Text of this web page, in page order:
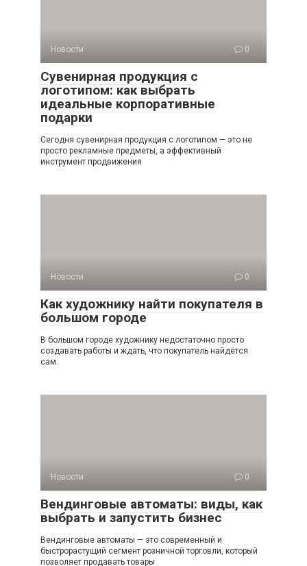
Новости 0
Сувенирная продукция с
логотипом: как выбрать
идеальные корпоративные
подарки
Сегодня сувенирная продукция с логотипом — это не
просто рекламные предметы, а эффективный
инструмент продвижения
Новости 0
Как художнику найти покупателя в
большом городе
В большом городе художнику недостаточно просто
создавать работы и ждать, что покупатель найдётся
сам.
Новости 0
Вендинговые автоматы: виды, как
выбрать и запустить бизнес
Вендинговые автоматы — это современный и
быстрорастущий сегмент розничной торговли, который
позволяет продавать товары